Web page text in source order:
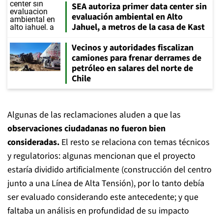
SEA autoriza primer data center sin
evaluación ambiental en Alto
Jahuel, a metros de la casa de Kast
Vecinos y autoridades fiscalizan
camiones para frenar derrames de
petróleo en salares del norte de
Chile
Algunas de las reclamaciones aluden a que las
observaciones ciudadanas no fueron bien
consideradas. El resto se relaciona con temas técnicos
y regulatorios: algunas mencionan que el proyecto
estaría dividido artificialmente (construcción del centro
junto a una Línea de Alta Tensión), por lo tanto debía
ser evaluado considerando este antecedente; y que
faltaba un análisis en profundidad de su impacto